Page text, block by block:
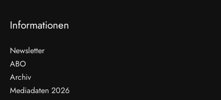
Informationen
Newsletter
ABO
Archiv
Mediadaten 2026